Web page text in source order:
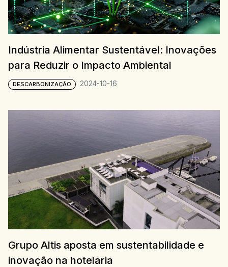
Indústria Alimentar Sustentável: Inovações
para Reduzir o Impacto Ambiental
DESCARBONIZAÇÃO 2024-10-16
Grupo Altis aposta em sustentabilidade e
inovação na hotelaria